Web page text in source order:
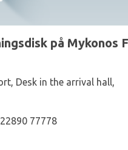
på Mykonos
Desk in the arrival hall,
77778